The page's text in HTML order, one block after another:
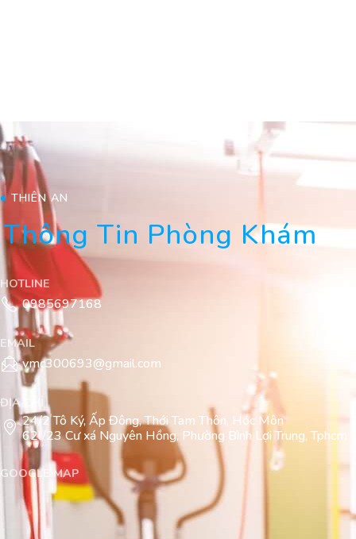
THIÊN AN
Thông Tin Phòng Khám
HOTLINE
0985697168
EMAIL
vmc300693@gmail.com
ĐỊA CHỈ
24/2 Tô Ký, Ấp Đông, Thới Tam Thôn, Hóc Môn
62l/23 Cư xá Nguyên Hồng, Phường Bình Lợi Trung, Tphcm
GOOGLE MAP